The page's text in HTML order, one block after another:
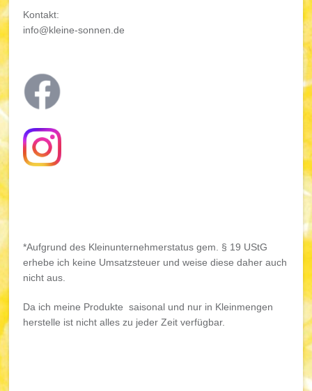
Kontakt:
info@kleine-sonnen.de
*Aufgrund des Kleinunternehmerstatus gem. § 19 UStG
erhebe ich keine Umsatzsteuer und weise diese daher auch
nicht aus.
Da ich meine Produkte saisonal und nur in Kleinmengen
herstelle ist nicht alles zu jeder Zeit verfügbar.